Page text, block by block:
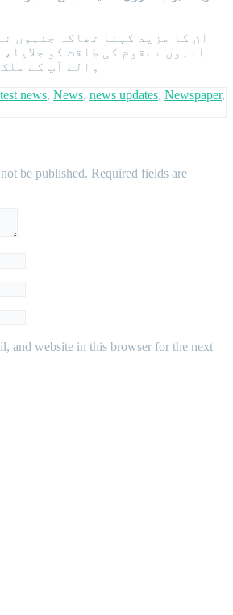
ان کا مزید کہنا تھاکہ جنہوں
انہوں نےقوم کی طاقت کو
والے آپ کے
news, News, news updates, Newspaper,
be published. Required fields are
and website in this browser for the next